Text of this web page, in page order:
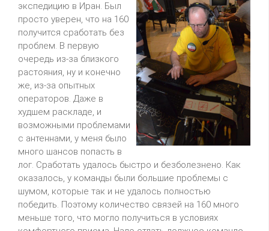
экспедицию в Иран. Был
просто уверен, что на 160
получится сработать без
проблем. В первую
очередь из-за близкого
растояния, ну и конечно
же, из-за опытных
операторов. Даже в
худшем раскладе, и
возможными проблемами
с антеннами, у меня было
много шансов попасть в
лог. Сработать удалось быстро и безболезнено. Как
оказалось, у команды были большие проблемы с
шумом, которые так и не удалось полностью
победить. Поэтому количество связей на 160 много
меньше того, что могло получиться в условиях